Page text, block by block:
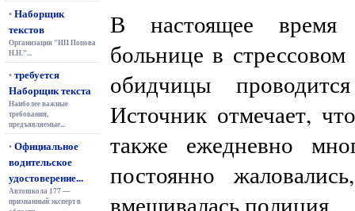
•Наборщик
текстов
Организация "ИП Попова
Н.Н."...
•требуется
Наборщик текста
Наиболее важные
требования,
предъявляемые...
•Официальное
водительское
удостоверение...
Автошкола 177 —
признанный эксперт в
В настоящее время
больнице в
обидчицы
Источник отмечает,
также ежедневно
постоянно